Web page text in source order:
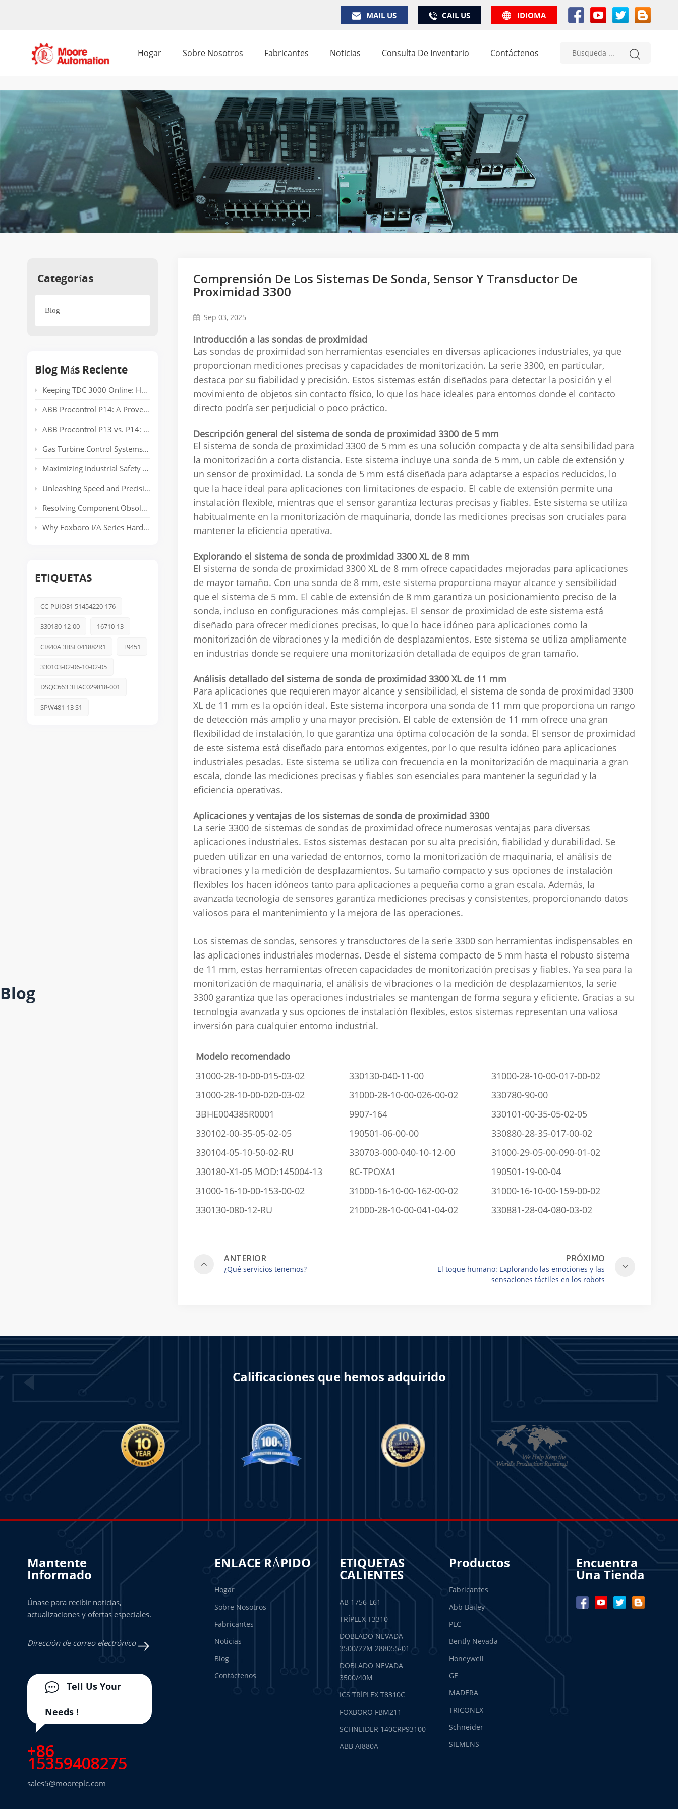
MAIL US CAIL US IDIOMA
Hogar Sobre Nosotros Fabricantes Noticias Consulta De Inventario Contáctenos
Blog Hogar / Blog / Comprensión de los sistemas de sonda, sensor y transductor de proximidad 3300
Categorías
Blog
Blog Más Reciente
Keeping TDC 3000 Online: Honeywell EPLCG Gateway Compatibility, Specifications and Spare Parts
ABB Procontrol P14: A Proven Power Plant Automation System Supporting Reliable Generation for Decades
ABB Procontrol P13 vs. P14: Technical Comparison and Spare Parts Guide
Gas Turbine Control Systems: Common Automation Platforms and Spare Parts Used in Power Generation
Maximizing Industrial Safety and Connectivity with the HIMA HIMatrix Series
Unleashing Speed and Precision: The Power of ABB’s AC 800PEC Control System
Resolving Component Obsolescence in ICS Triplex Trusted® T8000 Series Safety Systems
Why Foxboro I/A Series Hardware Still Dominates Long-Life Process Plants
ETIQUETAS
CC-PUIO31 51454220-176
330180-12-00 16710-13
CI840A 3BSE041882R1 T9451
330103-02-06-10-02-05
DSQC663 3HAC029818-001
SPW481-13 S1
Comprensión De Los Sistemas De Sonda, Sensor Y Transductor De
Proximidad 3300
Sep 03, 2025
Introducción a las sondas de proximidad
Las sondas de proximidad son herramientas esenciales en diversas aplicaciones industriales, ya que
proporcionan mediciones precisas y capacidades de monitorización. La serie 3300, en particular,
destaca por su fiabilidad y precisión. Estos sistemas están diseñados para detectar la posición y el
movimiento de objetos sin contacto físico, lo que los hace ideales para entornos donde el contacto
directo podría ser perjudicial o poco práctico.
Descripción general del sistema de sonda de proximidad 3300 de 5 mm
El sistema de sonda de proximidad 3300 de 5 mm es una solución compacta y de alta sensibilidad para
la monitorización a corta distancia. Este sistema incluye una sonda de 5 mm, un cable de extensión y
un sensor de proximidad. La sonda de 5 mm está diseñada para adaptarse a espacios reducidos, lo
que la hace ideal para aplicaciones con limitaciones de espacio. El cable de extensión permite una
instalación flexible, mientras que el sensor garantiza lecturas precisas y fiables. Este sistema se utiliza
habitualmente en la monitorización de maquinaria, donde las mediciones precisas son cruciales para
mantener la eficiencia operativa.
Explorando el sistema de sonda de proximidad 3300 XL de 8 mm
El sistema de sonda de proximidad 3300 XL de 8 mm ofrece capacidades mejoradas para aplicaciones
de mayor tamaño. Con una sonda de 8 mm, este sistema proporciona mayor alcance y sensibilidad
que el sistema de 5 mm. El cable de extensión de 8 mm garantiza un posicionamiento preciso de la
sonda, incluso en configuraciones más complejas. El sensor de proximidad de este sistema está
diseñado para ofrecer mediciones precisas, lo que lo hace idóneo para aplicaciones como la
monitorización de vibraciones y la medición de desplazamientos. Este sistema se utiliza ampliamente
en industrias donde se requiere una monitorización detallada de equipos de gran tamaño.
Análisis detallado del sistema de sonda de proximidad 3300 XL de 11 mm
Para aplicaciones que requieren mayor alcance y sensibilidad, el sistema de sonda de proximidad 3300
XL de 11 mm es la opción ideal. Este sistema incorpora una sonda de 11 mm que proporciona un rango
de detección más amplio y una mayor precisión. El cable de extensión de 11 mm ofrece una gran
flexibilidad de instalación, lo que garantiza una óptima colocación de la sonda. El sensor de proximidad
de este sistema está diseñado para entornos exigentes, por lo que resulta idóneo para aplicaciones
industriales pesadas. Este sistema se utiliza con frecuencia en la monitorización de maquinaria a gran
escala, donde las mediciones precisas y fiables son esenciales para mantener la seguridad y la
eficiencia operativas.
Aplicaciones y ventajas de los sistemas de sonda de proximidad 3300
La serie 3300 de sistemas de sondas de proximidad ofrece numerosas ventajas para diversas
aplicaciones industriales. Estos sistemas destacan por su alta precisión, fiabilidad y durabilidad. Se
pueden utilizar en una variedad de entornos, como la monitorización de maquinaria, el análisis de
vibraciones y la medición de desplazamientos. Su tamaño compacto y sus opciones de instalación
flexibles los hacen idóneos tanto para aplicaciones a pequeña como a gran escala. Además, la
avanzada tecnología de sensores garantiza mediciones precisas y consistentes, proporcionando datos
valiosos para el mantenimiento y la mejora de las operaciones.
Los sistemas de sondas, sensores y transductores de la serie 3300 son herramientas indispensables en
las aplicaciones industriales modernas. Desde el sistema compacto de 5 mm hasta el robusto sistema
de 11 mm, estas herramientas ofrecen capacidades de monitorización precisas y fiables. Ya sea para la
monitorización de maquinaria, el análisis de vibraciones o la medición de desplazamientos, la serie
3300 garantiza que las operaciones industriales se mantengan de forma segura y eficiente. Gracias a su
tecnología avanzada y sus opciones de instalación flexibles, estos sistemas representan una valiosa
inversión para cualquier entorno industrial.
Modelo recomendado
31000-28-10-00-015-03-02
330130-040-11-00
31000-28-10-00-017-00-02
31000-28-10-00-020-03-02
31000-28-10-00-026-00-02
330780-90-00
3BHE004385R0001
9907-164
330101-00-35-05-02-05
330102-00-35-05-02-05
190501-06-00-00
330880-28-35-017-00-02
330104-05-10-50-02-RU
330703-000-040-10-12-00
31000-29-05-00-090-01-02
330180-X1-05 MOD:145004-13
8C-TPOXA1
190501-19-00-04
31000-16-10-00-153-00-02
31000-16-10-00-162-00-02
31000-16-10-00-159-00-02
330130-080-12-RU
21000-28-10-00-041-04-02 330881-28-04-080-03-02
ANTERIOR
¿Qué servicios tenemos?
PRÓXIMO
El toque humano: Explorando las emociones y las
sensaciones táctiles en los robots
Calificaciones que hemos adquirido
Mantente
Informado
Únase para recibir noticias,
actualizaciones y ofertas especiales.
Tell Us Your
Needs !
+86
15359408275
sales5@mooreplc.com
ENLACE RÁPIDO
Hogar
Sobre Nosotros
Fabricantes
Noticias
Blog
Contáctenos
ETIQUETAS
CALIENTES
AB 1756-L61
TRÍPLEX T3310
DOBLADO NEVADA
3500/22M 288055-01
DOBLADO NEVADA
3500/40M
ICS TRÍPLEX T8310C
FOXBORO FBM211
SCHNEIDER 140CRP93100
ABB AI880A
Productos
Fabricantes
Abb Bailey
PLC
Bently Nevada
Honeywell
GE
MADERA
TRICONEX
Schneider
SIEMENS
Encuentra
Una Tienda